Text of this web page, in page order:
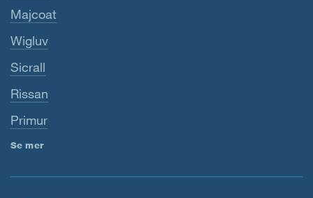
Majcoat
Wigluv
Sicrall
Rissan
Primur
Se mer